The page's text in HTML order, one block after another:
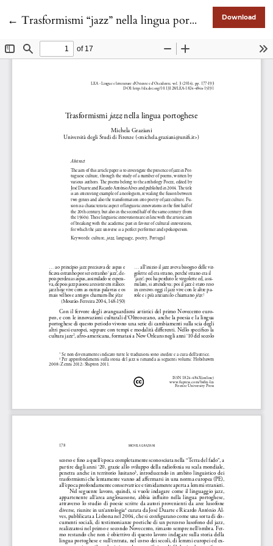
← Return to Article Details
Trasformismi “jazz” nella lingua portoghese Download